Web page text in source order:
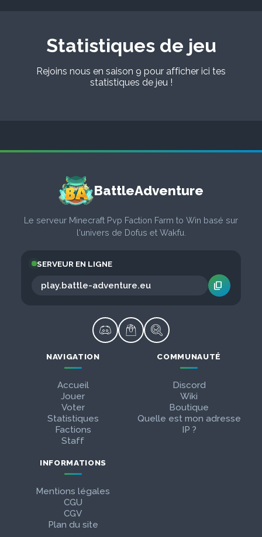
Statistiques de jeu
Rejoins nous en saison 9 pour afficher ici tes
statistiques de jeu !
BattleAdventure
Le serveur Minecraft Pvp Faction Farm to Win basé sur
l'univers de Dofus et Wakfu.
SERVEUR EN LIGNE
content_copy
NAVIGATION
Accueil
Jouer
Voter
Statistiques
Factions
Staff
COMMUNAUTÉ
Discord
Wiki
Boutique
Quelle est mon adresse
IP ?
INFORMATIONS
Mentions légales
CGU
CGV
Plan du site